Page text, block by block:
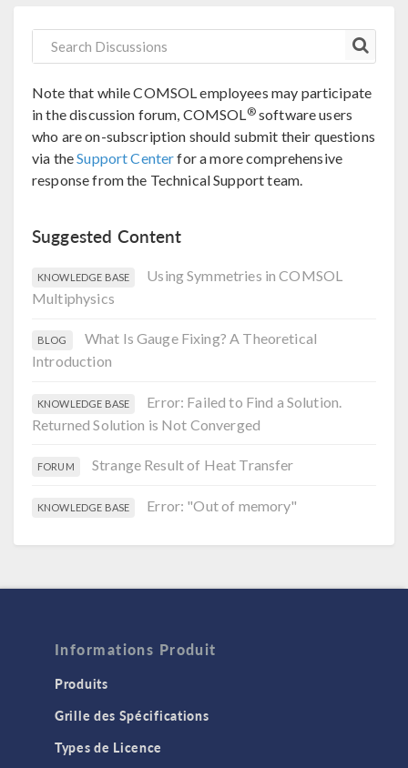
Note that while COMSOL employees may participate
in the discussion forum, COMSOL®software users
who are on-subscription should submit their questions
via theSupport Centerfor a more comprehensive
response from the Technical Support team.
Suggested Content
KNOWLEDGE BASE
Using Symmetries in COMSOL
Multiphysics
BLOG
What Is Gauge Fixing? A Theoretical
Introduction
KNOWLEDGE BASE
Error: Failed to Find a Solution.
Returned Solution is Not Converged
FORUM Strange Result of Heat Transfer
KNOWLEDGE BASE Error: "Out of memory"
Informations Produit
Produits
Grille des Spécifications
Types de Licence